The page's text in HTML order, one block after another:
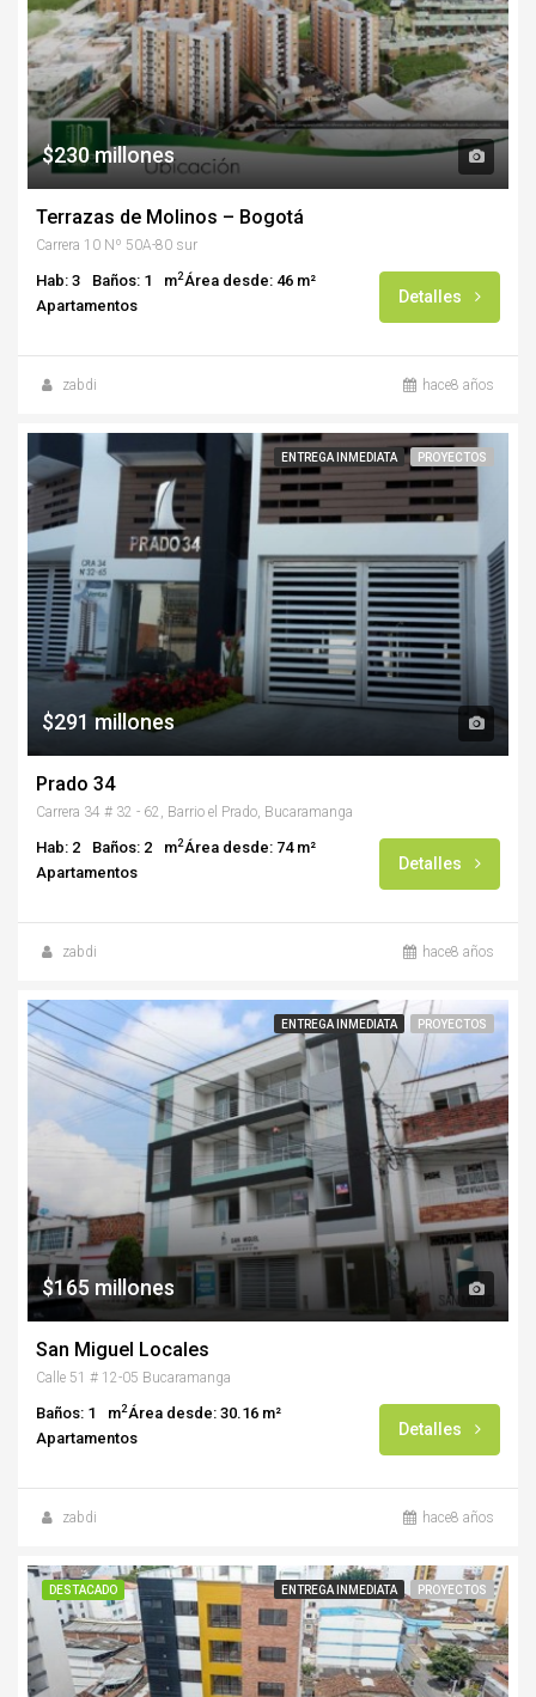
$230 millones
Terrazas de Molinos – Bogotá
Carrera 10 Nº 50A-80 sur
Hab: 3 Baños: 1 m2Área desde: 46 m²
Apartamentos
Detalles
zabdi hace8 años
ENTREGA INMEDIATA PROYECTOS
$291 millones
Prado 34
Carrera 34 # 32 - 62, Barrio el Prado, Bucaramanga
Hab: 2 Baños: 2 m2Área desde: 74 m²
Apartamentos
Detalles
zabdi hace8 años
ENTREGA INMEDIATA PROYECTOS
$165 millones
San Miguel Locales
Calle 51 # 12-05 Bucaramanga
Baños: 1 m2Área desde: 30.16 m²
Apartamentos
Detalles
zabdi hace8 años
DESTACADO ENTREGA INMEDIATA PROYECTOS